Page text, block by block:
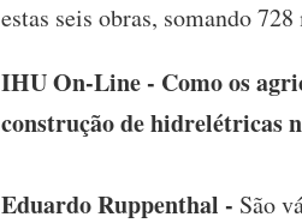
estas seis obras, somando
IHU On-Line - Como os
construção de hidrelétricas
Eduardo Ruppenthal - São